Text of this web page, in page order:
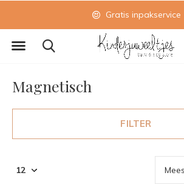
Gratis inpakservice
Magnetisch
FILTER